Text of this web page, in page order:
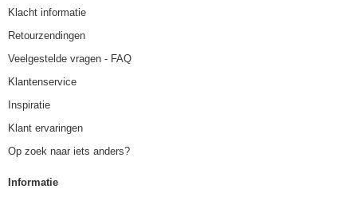
Klacht informatie
Retourzendingen
Veelgestelde vragen - FAQ
Klantenservice
Inspiratie
Klant ervaringen
Op zoek naar iets anders?
Informatie